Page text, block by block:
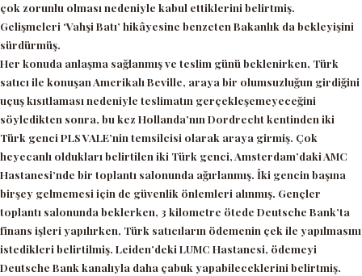
çok zorunlu olması nedeniyle kabul ettiklerini belirtmiş.
Gelişmeleri ‘Vahşi Batı’ hikâyesine benzeten Bakanlık da bekleyişini
sürdürmüş.
Her konuda anlaşma sağlanmış ve teslim günü beklenirken, Türk
satıcı ile konuşan Amerikalı Beville, araya bir olumsuzluğun girdiğini
uçuş kısıtlaması nedeniyle teslimatın gerçekleşemeyeceğini
söyledikten sonra, bu kez Hollanda’nın Dordrecht kentinden iki
Türk genci PLS VALE’nin temsilcisi olarak araya girmiş. Çok
heyecanlı oldukları belirtilen iki Türk genci, Amsterdam’daki AMC
Hastanesi’nde bir toplantı salonunda ağırlanmış. İki gencin başına
birşey gelmemesi için de güvenlik önlemleri alınmış. Gençler
toplantı salonunda beklerken, 3 kilometre ötede Deutsche Bank’ta
finans işleri yapılırken, Türk satıcıların ödemenin çek ile yapılmasını
istedikleri belirtilmiş. Leiden’deki LUMC Hastanesi, ödemeyi
Deutsche Bank kanalıyla daha çabuk yapabileceklerini belirtmiş.